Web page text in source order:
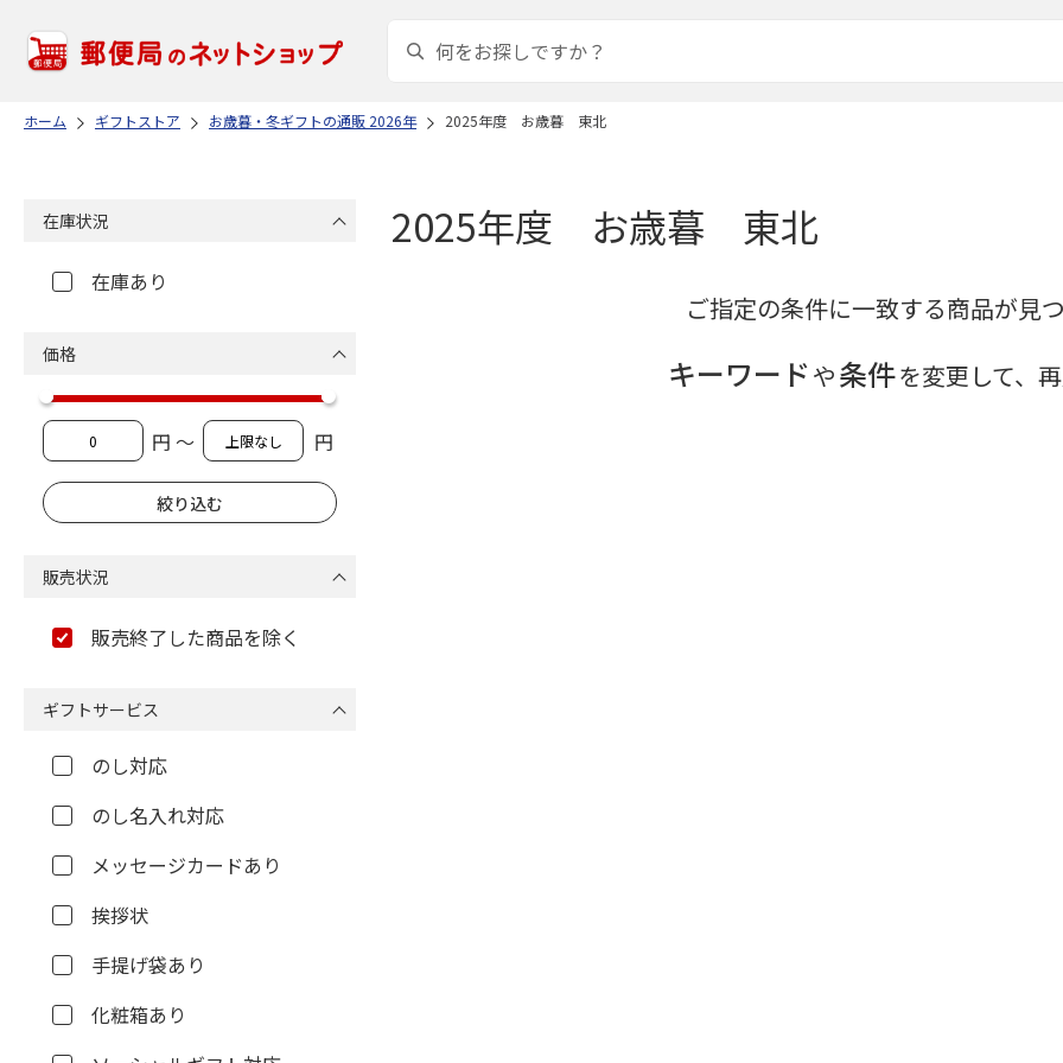
ホーム ギフトストア お歳暮・冬ギフトの通販 2026年 2025年度 お歳暮 東北
2025年度 お歳暮 東北
ご指定の条件に一致する商品が見
キーワードや条件を変更して、
在庫状況
在庫あり
価格
円 ～ 円
販売状況
販売終了した商品を除く
ギフトサービス
のし対応
のし名入れ対応
メッセージカードあり
挨拶状
手提げ袋あり
化粧箱あり